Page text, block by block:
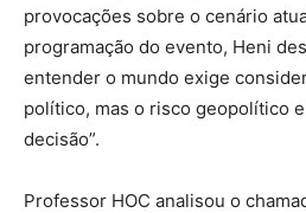
provocações sobre o cenário
programação do evento, Heni
entender o mundo exige
político, mas o risco geopolítico
decisão”.
Professor HOC analisou o